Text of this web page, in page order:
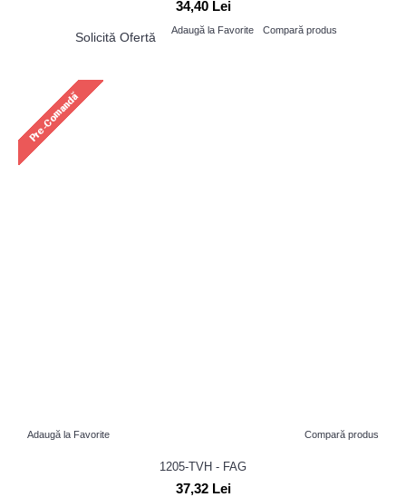
34,40 Lei
Solicită Ofertă Adaugă la Favorite Compară produs
Adaugă la Favorite Compară produs
1205-TVH - FAG
37,32 Lei